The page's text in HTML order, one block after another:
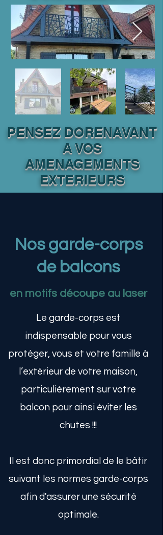
PENSEZ DORENAVANT
A VOS
AMENAGEMENTS
EXTERIEURS
Nos garde-corps
de balcons
en motifs découpe au laser
Le garde-corps est
indispensable pour vous
protéger, vous et votre famille à
l’extérieur de votre maison,
particulièrement sur votre
balcon pour ainsi éviter les
chutes !!!
Il est donc primordial de le bâtir
suivant les normes garde-corps
afin d'assurer une sécurité
optimale.